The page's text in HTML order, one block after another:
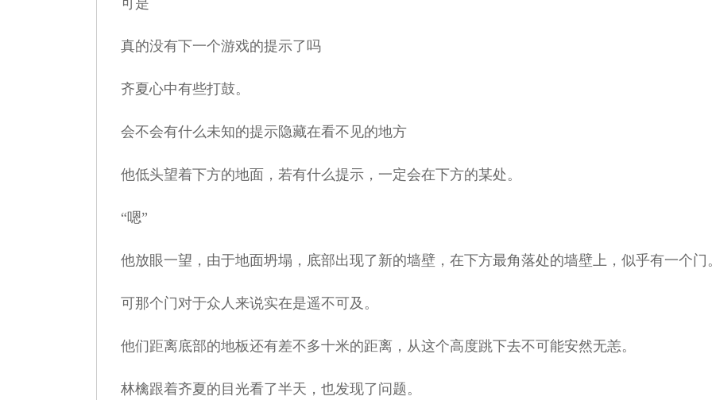
可是
真的没有下一个游戏的提示了吗
齐夏心中有些打鼓。
会不会有什么未知的提示隐藏在看不见的地方
他低头望着下方的地面，若有什么提示，一定会在下方的某处。
“嗯”
他放眼一望，由于地面坍塌，底部出现了新的墙壁，在下方最角落处的墙壁上，似乎有一个门
可那个门对于众人来说实在是遥不可及。
他们距离底部的地板还有差不多十米的距离，从这个高度跳下去不可能安然无恙。
林檎跟着齐夏的目光看了半天，也发现了问题。